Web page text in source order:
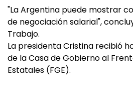
"La Argentina puede mostrar
de negociación salarial",
Trabajo.
La presidenta Cristina recibió
de la Casa de Gobierno al
Estatales (FGE).